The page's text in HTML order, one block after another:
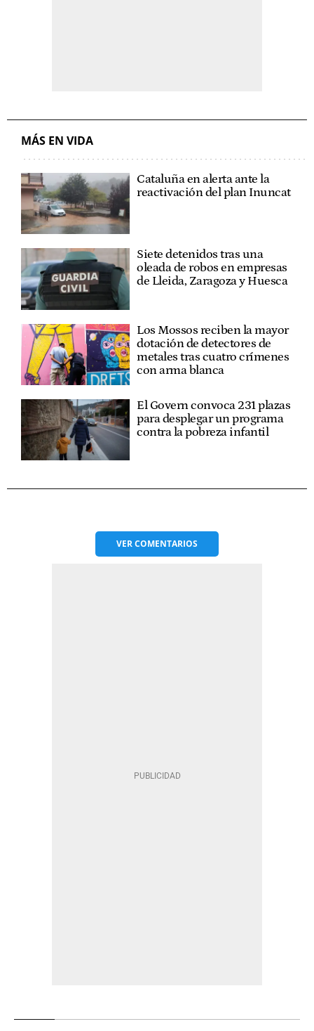
MÁS EN VIDA
Cataluña en alerta ante la
reactivación del plan Inuncat
Siete detenidos tras una
oleada de robos en empresas
de Lleida, Zaragoza y Huesca
Los Mossos reciben la mayor
dotación de detectores de
metales tras cuatro crímenes
con arma blanca
El Govern convoca 231 plazas
para desplegar un programa
contra la pobreza infantil
VERCOMENTARIOS